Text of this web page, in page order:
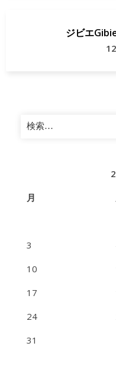
ジビエ
検
索:
月
3
10
17
24
31